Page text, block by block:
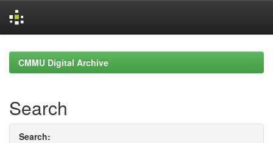
navigationCMMU Digital Archive
Search
Search: